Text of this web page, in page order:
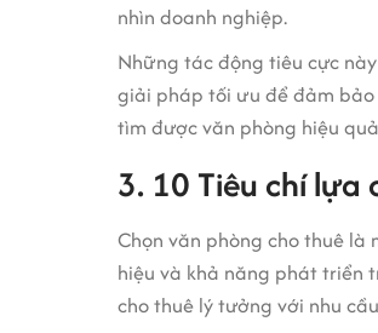
nhìn doanh nghiệp.
Những tác động tiêu cực
giải pháp tối ưu để đảm
tìm được văn phòng hiệu
3. 10 Tiêu chí lựa
Chọn văn phòng cho thuê
hiệu và khả năng phát triển
cho thuê lý tưởng với nhu